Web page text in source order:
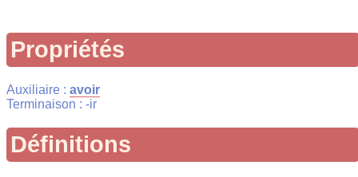
Propriétés
Auxiliaire : avoir
Terminaison : -ir
Définitions